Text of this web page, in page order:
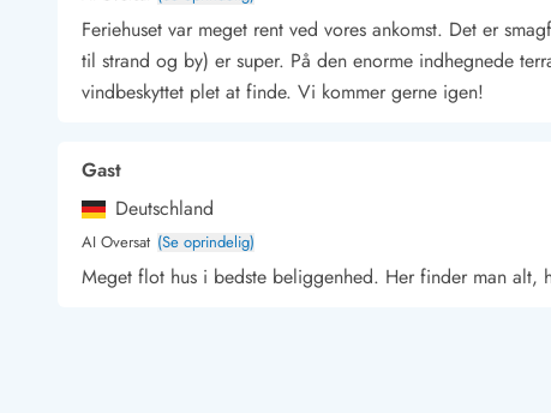
Vikingetiden i Danmark
Kontakt, åbningstider og døgnvagt
Feriehusudlejning siden 1965
Bæredygtighed
Gæsterne siger
Nyhedsbrev
Feriehuset var meget rent ved vores ankomst. Det er
til strand og by) er super. På den enorme indhegnede
vindbeskyttet plet at finde. Vi kommer gerne igen!
Gast
Deutschland
AI Oversat (Se oprindelig)
Meget flot hus i bedste beliggenhed. Her finder man alt,